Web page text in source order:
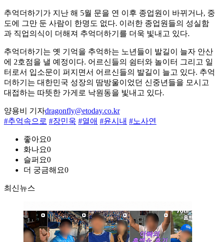
추억더하기가 지난 해 5월 문을 연 이후 종업원이 바뀌거나, 중
도에 그만 둔 사람이 한명도 없다. 이러한 종업원들의 성실함
과 직업의식이 더해져 추억더하기를 더욱 빛내고 있다.
추억더하기는 옛 기억을 추억하는 노년들이 발길이 늘자 안산
에 2호점을 낼 예정이다. 어르신들의 쉼터와 놀이터 그리고 일
터로서 입소문이 퍼지면서 어르신들의 발길이 늘고 있다. 추억
더하기는 대한민국 성장의 땀방울이었던 신중년들을 모시고
대접하는 따뜻한 가게로 낙원동을 빛내고 있다.
양용비 기자dragonfly@etoday.co.kr
#추억속으로 #장민욱 #열애 #윤시내 #노사연
좋아요0
화나요0
슬퍼요0
더 궁금해요0
최신뉴스